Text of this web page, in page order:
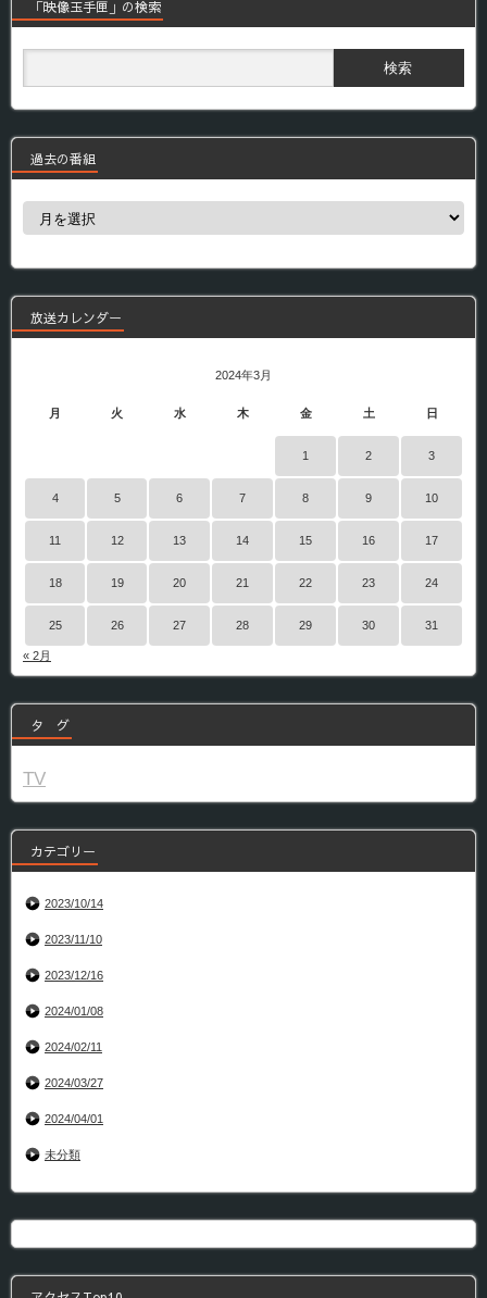
「映像玉手匣」の検索
過去の番組
過
組
放送カレンダー
2024年3月
月 火 水 木 金 土 日
1 2 3
4 5 6 7 8 9 10
11 12 13 14 15 16 17
18 19 20 21 22 23 24
25 26 27 28 29 30 31
« 2月
タ グ
TV
カテゴリー
2023/10/14
2023/11/10
2023/12/16
2024/01/08
2024/02/11
2024/03/27
2024/04/01
未分類